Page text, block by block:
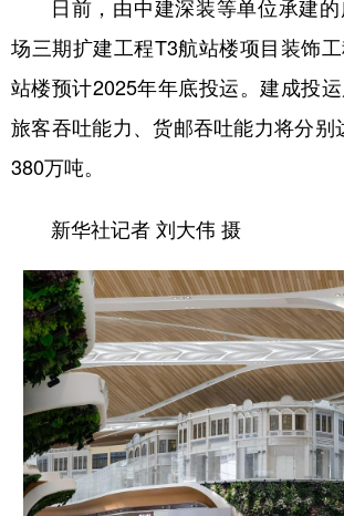
日前，由中建深装等单位承建
场三期扩建工程T3航站楼项目装饰
站楼预计2025年年底投运。建成投
旅客吞吐能力、货邮吞吐能力将分别
380万吨。
新华社记者 刘大伟 摄